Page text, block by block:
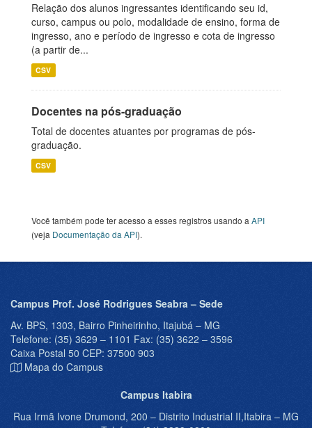
Relação dos alunos ingressantes identificando seu id,
curso, campus ou polo, modalidade de ensino, forma de
ingresso, ano e período de ingresso e cota de ingresso
(a partir de...
CSV
Docentes na pós-graduação
Total de docentes atuantes por programas de pós-
graduação.
CSV
Você também pode ter acesso a esses registros usando a API
(veja Documentação da API).
Campus Prof. José Rodrigues Seabra – Sede
Av. BPS, 1303, Bairro Pinheirinho, Itajubá – MG
Telefone: (35) 3629 – 1101 Fax: (35) 3622 – 3596
Caixa Postal 50 CEP: 37500 903
Mapa do Campus
Campus Itabira
Rua Irmã Ivone Drumond, 200 – Distrito Industrial II,Itabira – MG